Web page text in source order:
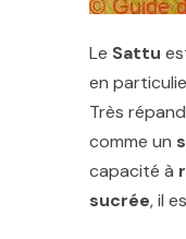
Le Sattu
en
Très
comme un
capacité à
sucrée, il